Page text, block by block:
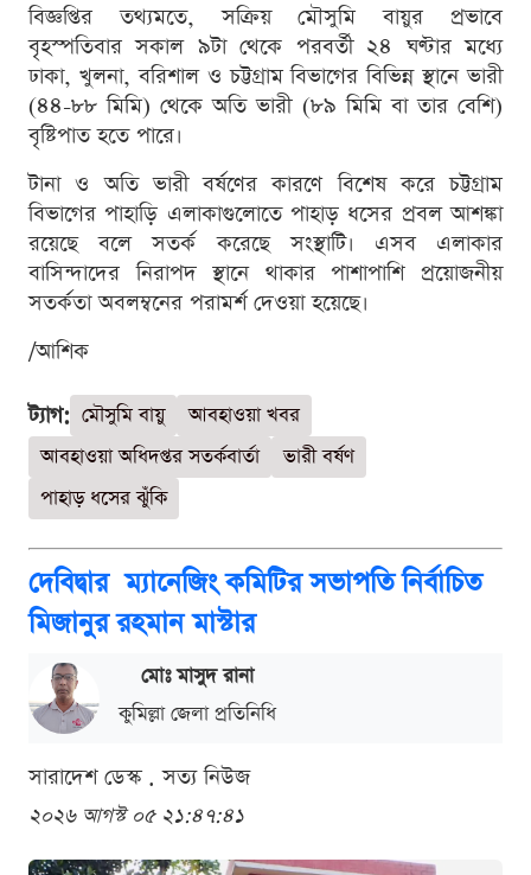
বিজ্ঞপ্তির তথ্যমতে, সক্রিয় মৌসুমি বায়ুর প্রভাবে
বৃহস্পতিবার সকাল ৯টা থেকে পরবর্তী ২৪ ঘণ্টার মধ্যে
ঢাকা, খুলনা, বরিশাল ও চট্টগ্রাম বিভাগের বিভিন্ন স্থানে ভারী
(৪৪-৮৮ মিমি) থেকে অতি ভারী (৮৯ মিমি বা তার বেশি)
বৃষ্টিপাত হতে পারে।
টানা ও অতি ভারী বর্ষণের কারণে বিশেষ করে চট্টগ্রাম
বিভাগের পাহাড়ি এলাকাগুলোতে পাহাড় ধসের প্রবল আশঙ্কা
রয়েছে বলে সতর্ক করেছে সংস্থাটি। এসব এলাকার
বাসিন্দাদের নিরাপদ স্থানে থাকার পাশাপাশি প্রয়োজনীয়
সতর্কতা অবলম্বনের পরামর্শ দেওয়া হয়েছে।
/আশিক
ট্যাগ: মৌসুমি বায়ু
আবহাওয়া খবর
আবহাওয়া অধিদপ্তর সতর্কবার্তা
ভারী বর্ষণ
পাহাড় ধসের ঝুঁকি
দেবিদ্বার ম্যানেজিং কমিটির সভাপতি নির্বাচিত
মিজানুর রহমান মাস্টার
মোঃ মাসুদ রানা
কুমিল্লা জেলা প্রতিনিধি
সারাদেশ ডেস্ক . সত্য নিউজ
২০২৬ আগস্ট ০৫ ২১:৪৭:৪১